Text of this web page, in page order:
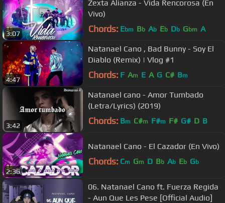
3:07
Zexta Alianza - Vida Rencorosa (En
Vivo)
Chords: Ebm Bb Ab Eb Db Gbm A
4:47
Natanael Cano , Bad Bunny - Soy El
Diablo (Remix) | Vlog #1
Chords: F Am E A G C# Bm
3:42
Natanael cano - Amor Tumbado
(Letra/Lyrics) (2019)
Chords: Bm C#m F#m F# G# D B
2:36
Natanael Cano - El Cazador (En Vivo)
Chords: Cm Gm D Bb Ab Eb Gb
06. Natanael Cano ft. Fuerza Regida
- Aun Que Les Pese [Official Audio]